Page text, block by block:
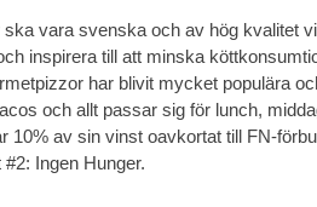
vara svenska och av hög kvalitet
inspirera till att minska
har blivit mycket populära
och allt passar sig för lunch,
10% av sin vinst oavkortat till FN-
Ingen Hunger.